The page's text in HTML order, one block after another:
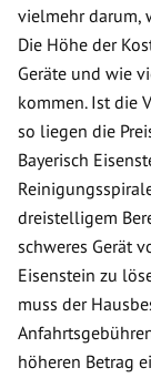
vielmehr darum,
Die Höhe der
Geräte und wie
kommen. Ist die
so liegen die
Bayerisch
dreistelligem
schweres Gerät
Eisenstein zu
muss der
höheren Betrag